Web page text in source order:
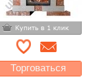
Торговаться